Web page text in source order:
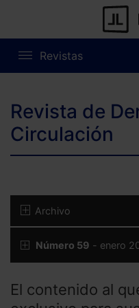
Revistas
Revista de
Circulación
Archivo
Número 59 - enero
El contenido al